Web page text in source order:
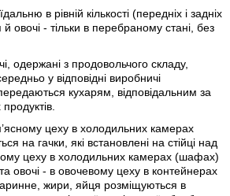
в рівній кількості (передніх і задніх
овочі - тільки в перебраному стані, без
одержані з продовольчого складу,
у відповідні виробничі
кухарям, відповідальним за
цеху в холодильних камерах
на гачки, які встановлені на стійці над
цеху в холодильних камерах (шафах)
овочі - в овочевому цеху в контейнерах
жири, яйця розміщуються в